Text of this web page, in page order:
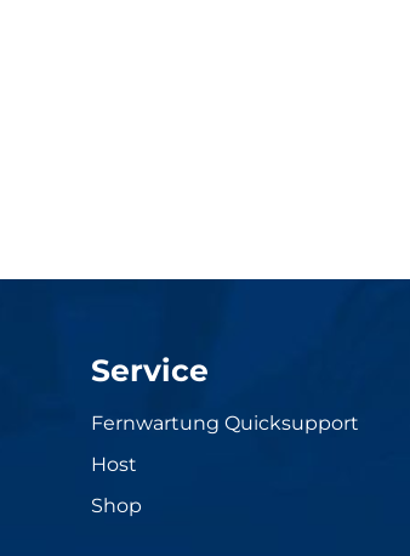
Service
Fernwartung Quicksupport
Host
Shop